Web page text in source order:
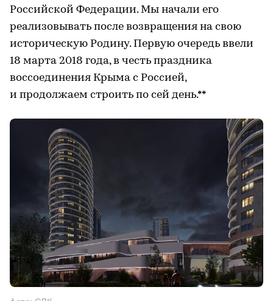
Российской Федерации. Мы начали его
реализовывать после возвращения на свою
историческую Родину. Первую очередь ввели
18 марта 2018 года, в честь праздника
воссоединения Крыма с Россией,
и продолжаем строить по сей день.**